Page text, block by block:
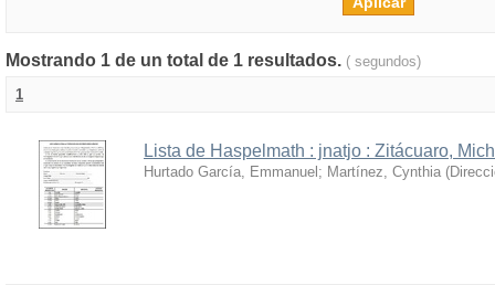
Mostrando 1 de un total de 1 resultados. ( segundos)
1
Lista de Haspelmath : jnatjo : Zitácuaro,
Hurtado García, Emmanuel ; Martínez, Cynthia (